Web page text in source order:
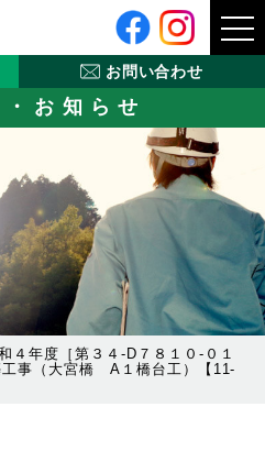
ニ
お問い合わせ
お知らせ
４年度［第３４-D７８１０-０１
事（大宮橋 A１橋台工）【11-